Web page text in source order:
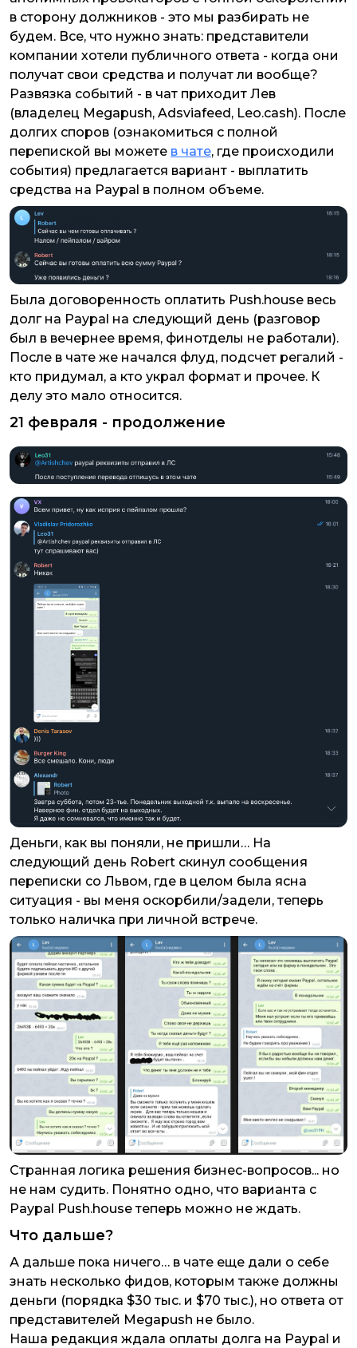
в сторону должников - это мы разбирать не
будем. Все, что нужно знать: представители
компании хотели публичного ответа - когда они
получат свои средства и получат ли вообще?
Развязка событий - в чат приходит Лев
(владелец Megapush, Adsviafeed, Leo.cash). После
долгих споров (ознакомиться с полной
перепиской вы можете в чате, где происходили
события) предлагается вариант - выплатить
средства на Paypal в полном объеме.
Была договоренность оплатить Push.house весь
долг на Paypal на следующий день (разговор
был в вечернее время, финотделы не работали).
После в чате же начался флуд, подсчет регалий -
кто придумал, а кто украл формат и прочее. К
делу это мало относится.
21 февраля - продолжение
Деньги, как вы поняли, не пришли… На
следующий день Robert скинул сообщения
переписки со Львом, где в целом была ясна
ситуация - вы меня оскорбили/задели, теперь
только наличка при личной встрече.
Странная логика решения бизнес-вопросов... но
не нам судить. Понятно одно, что варианта с
Paypal Push.house теперь можно не ждать.
Что дальше?
А дальше пока ничего… в чате еще дали о себе
знать несколько фидов, которым также должны
деньги (порядка $30 тыс. и $70 тыс.), но ответа от
представителей Megapush не было.
Наша редакция ждала оплаты долга на Paypal и